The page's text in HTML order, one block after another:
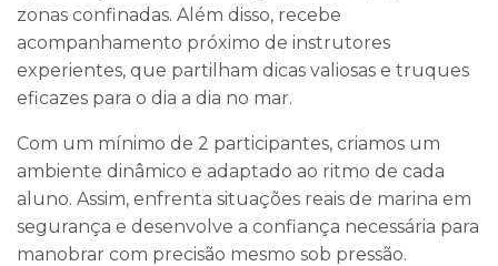
zonas confinadas. Além disso, recebe
acompanhamento próximo de instrutores
experientes, que partilham dicas valiosas e truques
eficazes para o dia a dia no mar.
Com um mínimo de 2 participantes, criamos um
ambiente dinâmico e adaptado ao ritmo de cada
aluno. Assim, enfrenta situações reais de marina em
segurança e desenvolve a confiança necessária para
manobrar com precisão mesmo sob pressão.